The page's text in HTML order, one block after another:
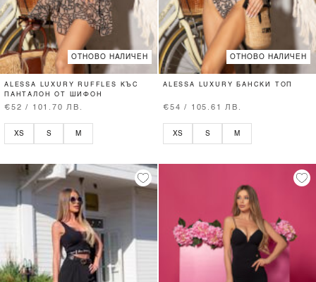
ОТНОВО НАЛИЧЕН
ALESSA LUXURY RUFFLES КЪС
ПАНТАЛОН ОТ ШИФОН
€52 / 101.70 ЛВ.
XS S M
ОТНОВО НАЛИЧЕН
ALESSA LUXURY БАНСКИ ТОП
€54 / 105.61 ЛВ.
XS S M